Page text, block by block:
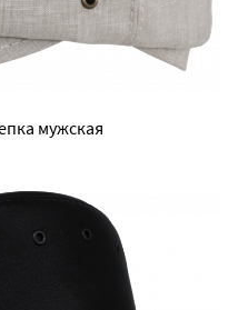
мужская